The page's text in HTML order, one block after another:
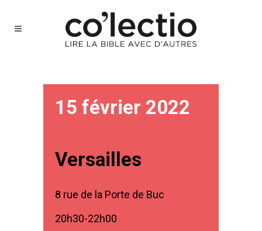
15 février 2022
Versailles
8 rue de la Porte de Buc
20h30-22h00